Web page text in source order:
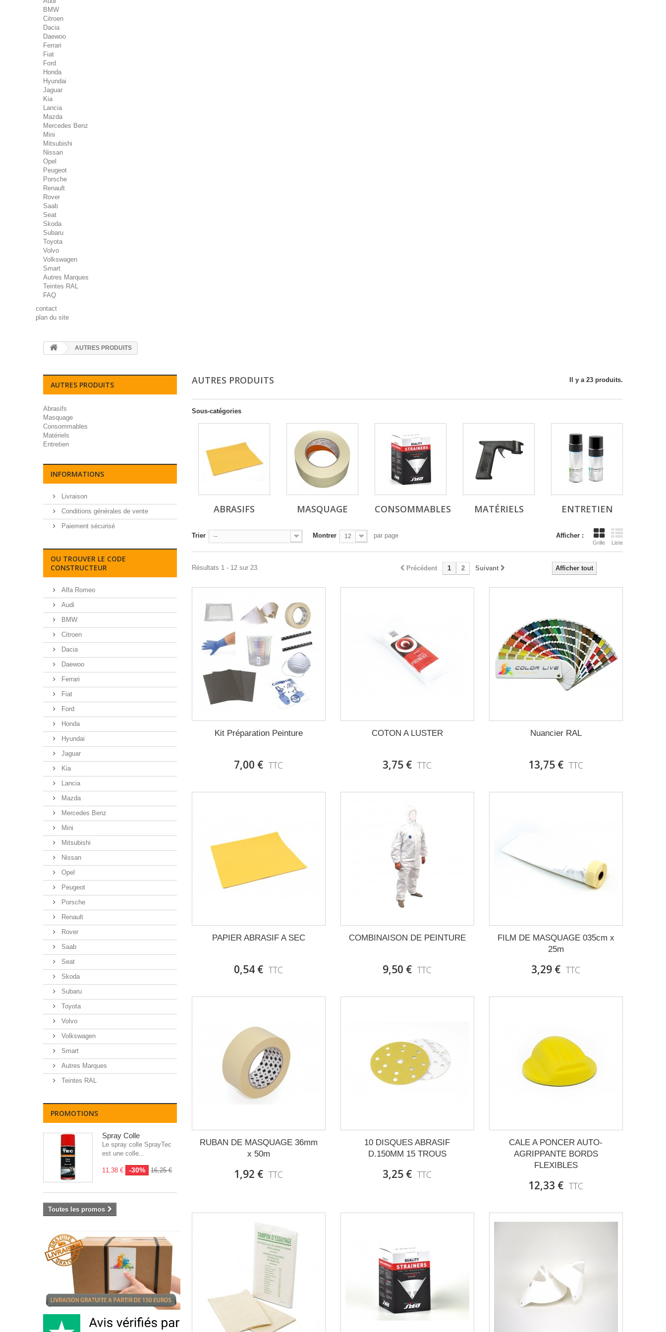
BMW
Citroen
Dacia
Daewoo
Ferrari
Fiat
Ford
Honda
Hyundai
Jaguar
Kia
Lancia
Mazda
Mercedes Benz
Mini
Mitsubishi
Nissan
Opel
Peugeot
Porsche
Renault
Rover
Saab
Seat
Skoda
Subaru
Toyota
Volvo
Volkswagen
Smart
Autres Marques
Teintes RAL
FAQ
contact
plan du site
AUTRES PRODUITS
AUTRES PRODUITS
Abrasifs
Masquage
Consommables
Matériels
Entretien
INFORMATIONS
Livraison
Conditions générales de vente
Paiement sécurisé
OU TROUVER LE CODE
CONSTRUCTEUR
Alfa Romeo
Audi
BMW
Citroen
Dacia
Daewoo
Ferrari
Fiat
Ford
Honda
Hyundai
Jaguar
Kia
Lancia
Mazda
Mercedes Benz
Mini
Mitsubishi
Nissan
Opel
Peugeot
Porsche
Renault
Rover
Saab
Seat
Skoda
Subaru
Toyota
Volvo
Volkswagen
Smart
Autres Marques
Teintes RAL
PROMOTIONS
Spray Colle
Le spray colle SprayTec
est une colle...
11,38 € -30% 16,25 €
Toutes les promos
AUTRES PRODUITS Il y a 23 produits.
Sous-catégories
ABRASIFS MASQUAGE CONSOMMABLES MATÉRIELS ENTRETIEN
Afficher :
Grille Liste
Trier -- Montrer 12 par page
Afficher tout
Précédent 1 2 Suivant
Résultats 1 - 12 sur 23.
Kit Préparation Peinture
7,00 € TTC
COTON A LUSTER
3,75 € TTC
Nuancier RAL
13,75 € TTC
PAPIER ABRASIF A SEC
0,54 € TTC
COMBINAISON DE PEINTURE
9,50 € TTC
FILM DE MASQUAGE 035cm x
25m
3,29 € TTC
RUBAN DE MASQUAGE 36mm
x 50m
1,92 € TTC
10 DISQUES ABRASIF
D.150MM 15 TROUS
3,25 € TTC
CALE A PONCER AUTO-
AGRIPPANTE BORDS
FLEXIBLES
12,33 € TTC